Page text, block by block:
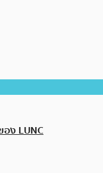
ง LUNC